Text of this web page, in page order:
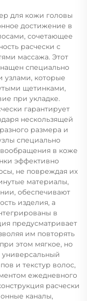
для кожи головы
достижение в
сочетающее
расчески с
массажа. Этот
специально
которые
щетинками,
при укладке.
гарантирует
нескользящей
размера и
специально
в коже
эффективно
не повреждая их
материалы,
обеспечивают
изделия, а
в
предусматривает
им повторять
этом мягкое, но
универсальный
и текстур волос,
ежедневного
расчески
каналы,